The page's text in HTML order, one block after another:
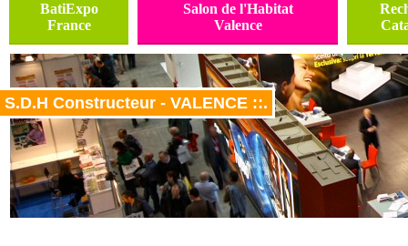
BatiExpo
France
Salon de l'Habitat
Valence
S.D.H Constructeur - VALENCE ::.